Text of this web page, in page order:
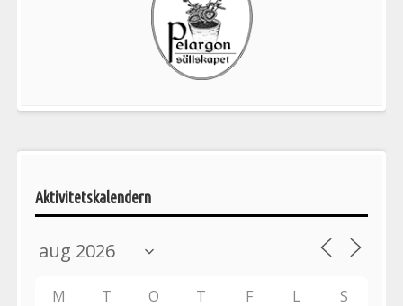
Pelargonsällskapets
Aktivitetskalendern
M T O T F L S